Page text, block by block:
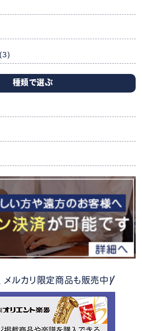
(3)
種類で選ぶ
メルカリ限定商品も販売中！